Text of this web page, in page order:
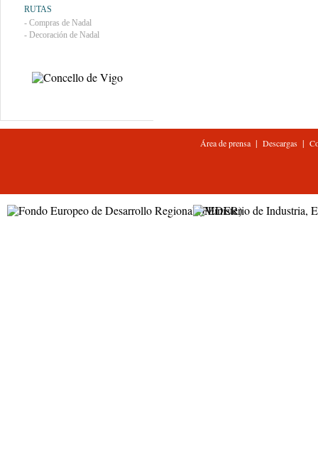
RUTAS
- Compras de Nadal
- Decoración de Nadal
Área de prensa| Descargas|